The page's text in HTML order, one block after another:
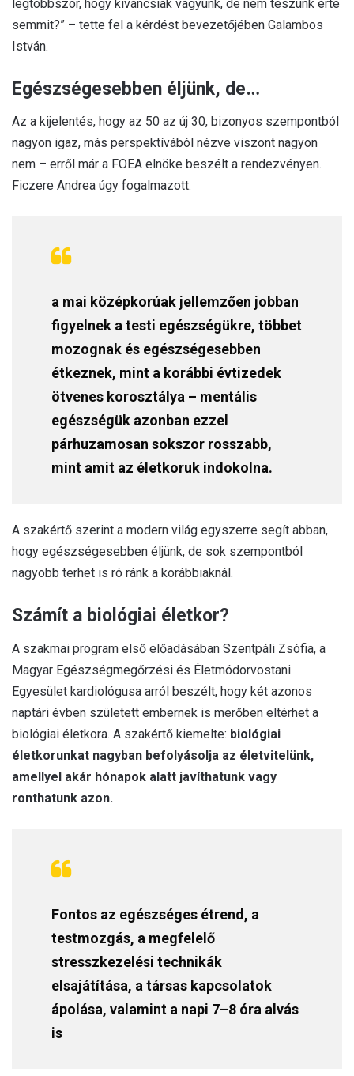
legtöbbször, hogy kíváncsiak vagyunk, de nem teszünk érte
semmit?” – tette fel a kérdést bevezetőjében Galambos
István.
Egészségesebben éljünk, de…
Az a kijelentés, hogy az 50 az új 30, bizonyos szempontból
nagyon igaz, más perspektívából nézve viszont nagyon
nem – erről már a FOEA elnöke beszélt a rendezvényen.
Ficzere Andrea úgy fogalmazott:
a mai középkorúak jellemzően jobban
figyelnek a testi egészségükre, többet
mozognak és egészségesebben
étkeznek, mint a korábbi évtizedek
ötvenes korosztálya – mentális
egészségük azonban ezzel
párhuzamosan sokszor rosszabb,
mint amit az életkoruk indokolna.
A szakértő szerint a modern világ egyszerre segít abban,
hogy egészségesebben éljünk, de sok szempontból
nagyobb terhet is ró ránk a korábbiaknál.
Számít a biológiai életkor?
A szakmai program első előadásában Szentpáli Zsófia, a
Magyar Egészségmegőrzési és Életmódorvostani
Egyesület kardiológusa arról beszélt, hogy két azonos
naptári évben született embernek is merőben eltérhet a
biológiai életkora. A szakértő kiemelte: biológiai
életkorunkat nagyban befolyásolja az életvitelünk,
amellyel akár hónapok alatt javíthatunk vagy
ronthatunk azon.
Fontos az egészséges étrend, a
testmozgás, a megfelelő
stresszkezelési technikák
elsajátítása, a társas kapcsolatok
ápolása, valamint a napi 7–8 óra alvás
is